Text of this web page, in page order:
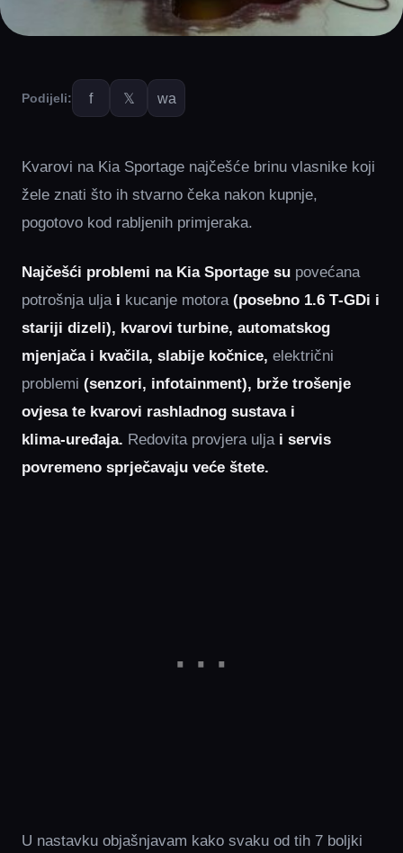
Podijeli: f 𝕏 wa
Kvarovi na Kia Sportage najčešće brinu vlasnike koji
žele znati što ih stvarno čeka nakon kupnje,
pogotovo kod rabljenih primjeraka.
Najčešći problemi na Kia Sportage su povećana
potrošnja uljai kucanje motora(posebno 1.6 T‑GDi i
stariji dizeli), kvarovi turbine, automatskog
mjenjača i kvačila, slabije kočnice, električni
problemi (senzori, infotainment), brže trošenje
ovjesa te kvarovi rashladnog sustava i
klima‑uređaja. Redovita provjera uljai servis
povremeno sprječavaju veće štete.
U nastavku objašnjavam kako svaku od tih 7 boljki